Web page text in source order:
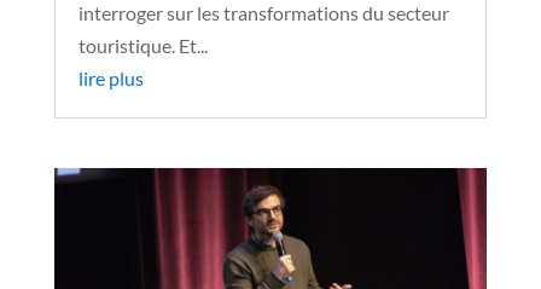
interroger sur les transformations du secteur
touristique. Et...
lire plus